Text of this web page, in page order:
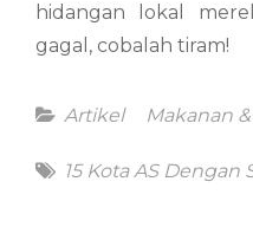
hidangan lokal
gagal, cobalah tiram!
Categories
Artikel Makanan
Tags
15 Kota AS Dengan